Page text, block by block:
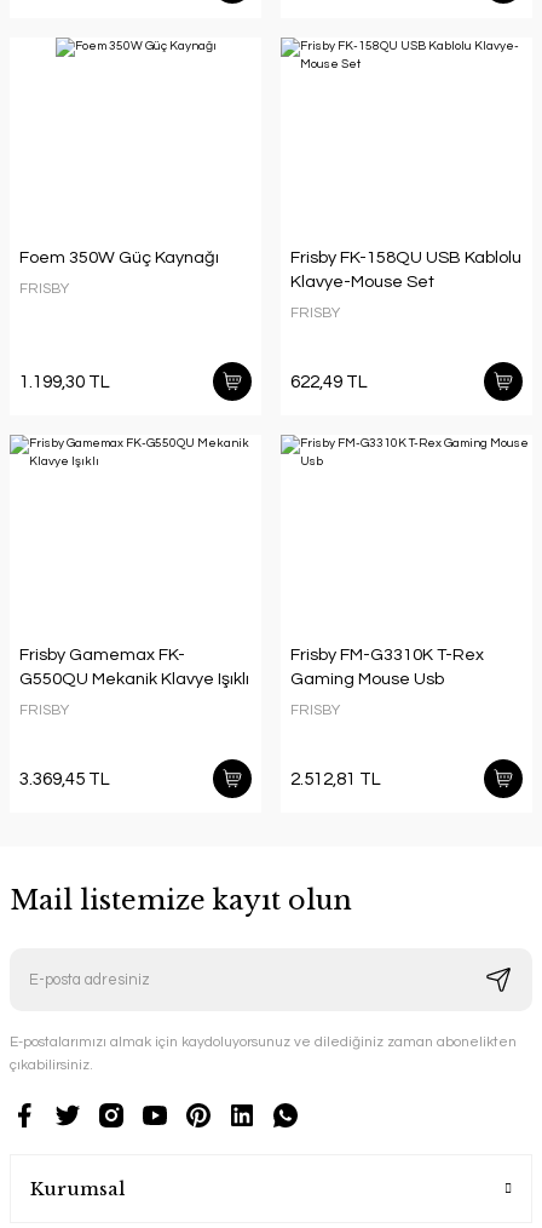
Foem 350W Güç Kaynağı
FRISBY
1.199,30 TL
Frisby FK-158QU USB Kablolu
Klavye-Mouse Set
FRISBY
622,49 TL
Frisby Gamemax FK-
G550QU Mekanik Klavye Işıklı
FRISBY
3.369,45 TL
Frisby FM-G3310K T-Rex
Gaming Mouse Usb
FRISBY
2.512,81 TL
Mail listemize kayıt olun
E-postalarımızı almak için kaydoluyorsunuz ve dilediğiniz zaman abonelikten
çıkabilirsiniz.
Kurumsal